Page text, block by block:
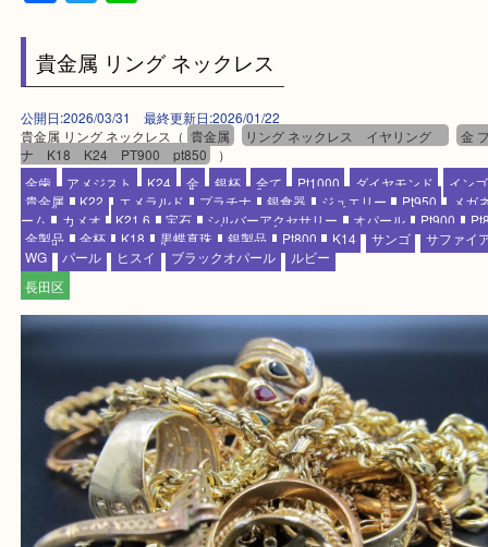
当店ではそういったお困りの方からのご依頼も大
整理したいけど値段つくものがわからない…
そんなときはお気軽に上記フォームより出張買取を
さい。
買取大吉デュオ神戸店に来てよかったと思っていた
う一点一点、丁寧に査定させていただきます！
Facebook
Twitter
Line
貴金属 リング ネックレス